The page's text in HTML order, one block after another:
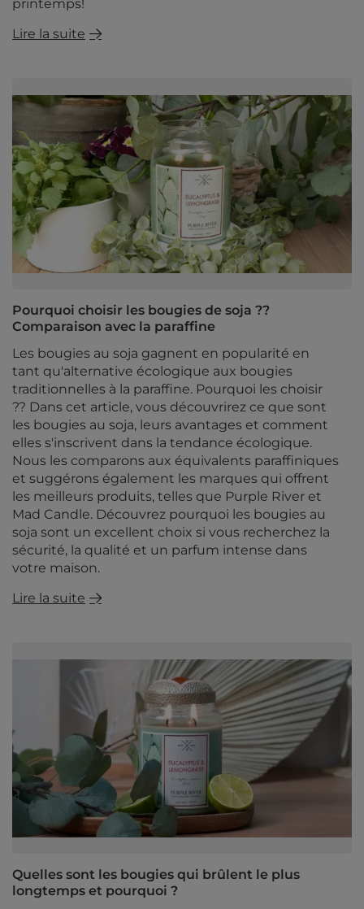
printemps!
Lire la suite
Pourquoi choisir les bougies de soja ??
Comparaison avec la paraffine
Les bougies au soja gagnent en popularité en
tant qu'alternative écologique aux bougies
traditionnelles à la paraffine. Pourquoi les choisir
?? Dans cet article, vous découvrirez ce que sont
les bougies au soja, leurs avantages et comment
elles s'inscrivent dans la tendance écologique.
Nous les comparons aux équivalents paraffiniques
et suggérons également les marques qui offrent
les meilleurs produits, telles que Purple River et
Mad Candle. Découvrez pourquoi les bougies au
soja sont un excellent choix si vous recherchez la
sécurité, la qualité et un parfum intense dans
votre maison.
Lire la suite
Quelles sont les bougies qui brûlent le plus
longtemps et pourquoi ?